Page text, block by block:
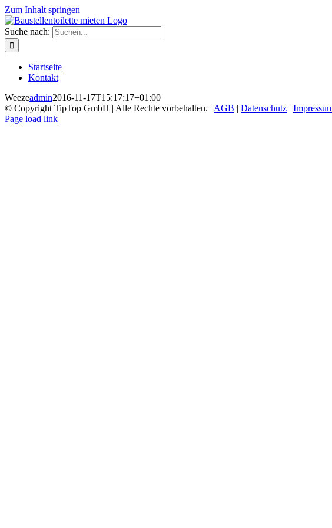
Zum Inhalt springen
Suche nach:
Startseite
Kontakt
Weezeadmin2016-11-17T15:17:17+01:00
© Copyright TipTop GmbH | Alle Rechte vorbehalten. | AGB | Datenschutz |
Page load link